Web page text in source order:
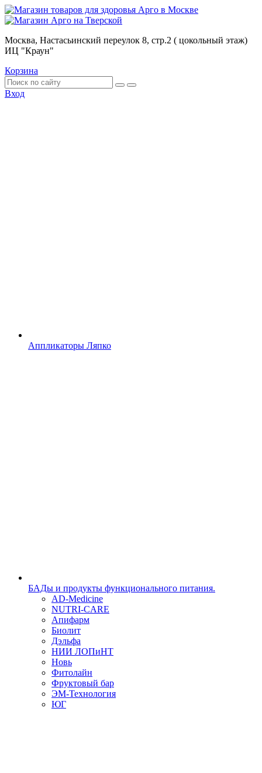
Москва, Настасьинский переулок 8, стр.2 ( цокольный этаж)
ИЦ "Краун"
Корзина
Вход
Аппликаторы Ляпко
БАДы и продукты функционального питания.
AD-Medicine
NUTRI-CARE
Апифарм
Биолит
Дэльфа
НИИ ЛОПиНТ
Новь
Фитолайн
Фруктовый бар
ЭМ-Технология
ЮГ